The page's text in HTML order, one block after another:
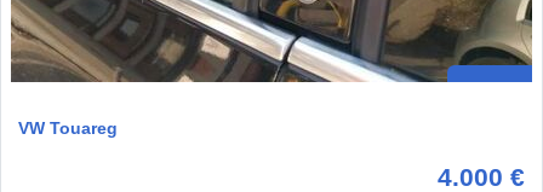
VW Touareg
4.000 €